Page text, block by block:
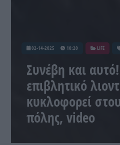
02-14-2025 10:20 LIFE
Συνέβη και
επιβλητικό
κυκλοφορεί
πόλης, video